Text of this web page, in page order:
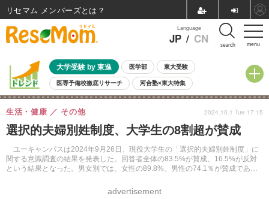
menu
Language
JP / CN search
大学受験 by 東進 医学部 東大受験
医専予備校徹底リサーチ 河合塾×東大特集
親子で考える大学選び 高校受験 中学受験 小学校受験
共通テスト 夏休み
8月開催イベント・WS 全国公立高校 過去問 人気記事
自由研究教材（小学生向け） 自由研究教材（中学生向け） ランキング
選択的夫婦別姓制度、大学生の8割超が賛成
ユーキャンパスは2024年9月26日、現役大学生の「選択的夫婦別姓制度」に
関する意識調査の結果を発表した。回答者全体の83.5%が賛成、16.5%が反対
という結果となった。男女別では、女性の89.8%、男性の74.1％が賛成である
生活・健康 その他
advertisement
2024.10.1 Tue 17:15
リセマム メンバーズ